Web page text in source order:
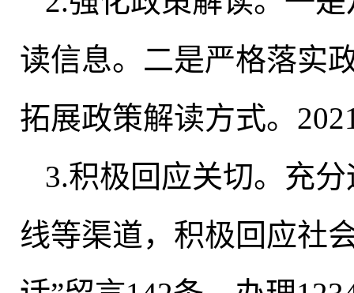
读信息。二是严格落实
拓展政策解读方式。
3.积极回应关切。 充
线等渠道，积极回应社